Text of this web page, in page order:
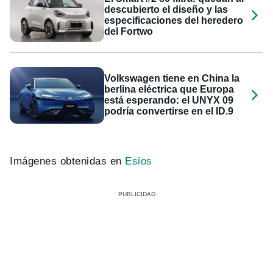
descubierto el diseño y las
especificaciones del heredero
del Fortwo
Volkswagen tiene en China la
berlina eléctrica que Europa
está esperando: el UNYX 09
podría convertirse en el ID.9
Imágenes obtenidas en Esios